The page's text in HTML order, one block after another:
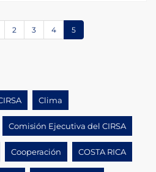
2 3 4 5
Clima
Comisión Ejecutiva del CIRSA
Cooperación COSTA RICA